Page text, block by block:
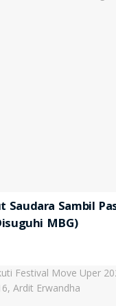
Saudara Sambil
MBG)